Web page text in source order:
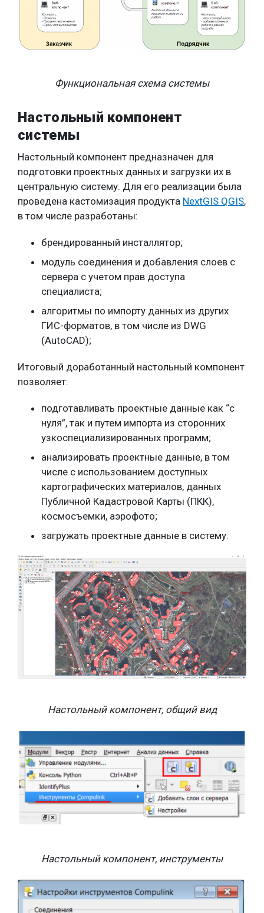
Функциональная схема системы
Настольный компонент
системы
Настольный компонент предназначен для
подготовки проектных данных и загрузки их в
центральную систему. Для его реализации была
проведена кастомизация продукта NextGIS QGIS,
в том числе разработаны:
брендированный инсталлятор;
модуль соединения и добавления слоев с
сервера с учетом прав доступа
специалиста;
алгоритмы по импорту данных из других
ГИС-форматов, в том числе из DWG
(AutoCAD);
Итоговый доработанный настольный компонент
позволяет:
подготавливать проектные данные как “с
нуля”, так и путем импорта из сторонних
узкоспециализированных программ;
анализировать проектные данные, в том
числе с использованием доступных
картографических материалов, данных
Публичной Кадастровой Карты (ПКК),
космосъемки, аэрофото;
загружать проектные данные в систему.
Настольный компонент, общий вид
Настольный компонент, инструменты